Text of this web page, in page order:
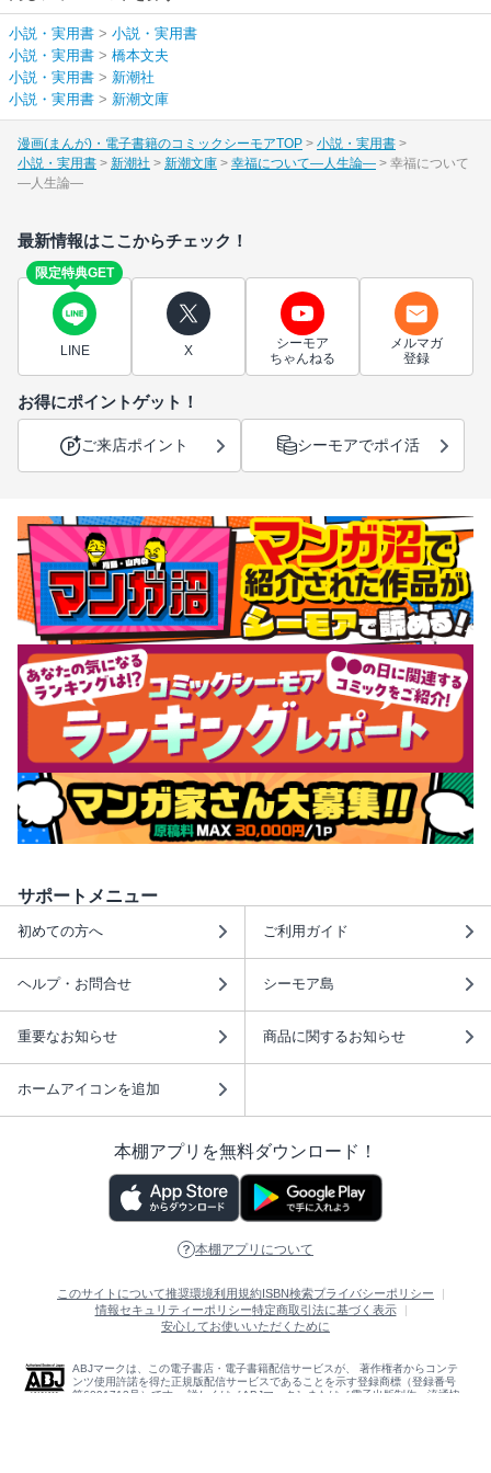
小説・実用書 > 小説・実用書
小説・実用書 > 橋本文夫
小説・実用書 > 新潮社
小説・実用書 > 新潮文庫
漫画(まんが)・電子書籍のコミックシーモアTOP
小説・実用書
小説・実用書
新潮社 新潮文庫 幸福について―人生論―
幸福について
―人生論―
最新情報はここからチェック！
限定特典GET
LINE X
シーモア
ちゃんねる
メルマガ
登録
お得にポイントゲット！
ご来店ポイント シーモアでポイ活
サポートメニュー
初めての方へ ご利用ガイド
ヘルプ・お問合せ シーモア島
重要なお知らせ 商品に関するお知らせ
ホームアイコンを追加
本棚アプリを無料ダウンロード！
本棚アプリについて
このサイトについて推奨環境利用規約ISBN検索プライバシーポリシー
情報セキュリティーポリシー特定商取引法に基づく表示
安心してお使いいただくために
ABJマークは、この電子書店・電子書籍配信サービスが、 著作権者からコンテ
ンツ使用許諾を得た正規版配信サービスであることを示す登録商標（登録番号
第6091713号）です。 詳しくは［ABJマーク］または［電子出版制作・流通協